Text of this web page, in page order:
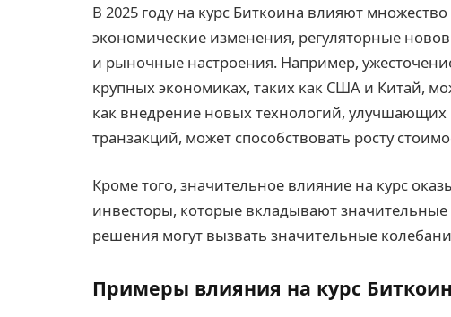
В 2025 году на курс Биткоина влияют
экономические изменения, регуляторные
и рыночные настроения. Например,
крупных экономиках, таких как США и Китай,
как внедрение новых технологий, улучшающих
транзакций, может способствовать росту
Кроме того, значительное влияние на курс
инвесторы, которые вкладывают
решения могут вызвать значительные
Примеры влияния на курс